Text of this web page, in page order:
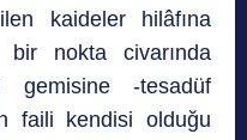
kaideler hilâfına
bir nokta civarında
gemisine -tesadüf
faili kendisi olduğu